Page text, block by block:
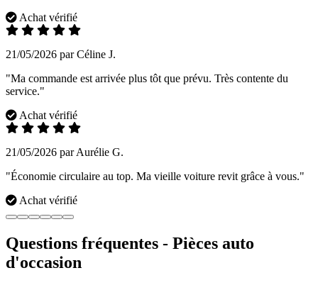
Achat vérifié
21/05/2026 par Céline J.
"Ma commande est arrivée plus tôt que prévu. Très contente du
service."
Achat vérifié
21/05/2026 par Aurélie G.
"Économie circulaire au top. Ma vieille voiture revit grâce à vous."
Achat vérifié
Questions fréquentes - Pièces auto
d'occasion